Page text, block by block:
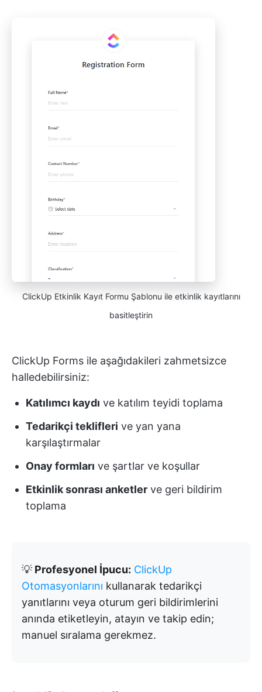
ClickUp Etkinlik Kayıt Formu Şablonu ile etkinlik kayıtlarını
basitleştirin
ClickUp Forms ile aşağıdakileri zahmetsizce
halledebilirsiniz:
Katılımcı kaydı ve katılım teyidi toplama
Tedarikçi teklifleri ve yan yana
karşılaştırmalar
Onay formları ve şartlar ve koşullar
Etkinlik sonrası anketler ve geri bildirim
toplama
💡 Profesyonel İpucu: ClickUp
Otomasyonlarını kullanarak tedarikçi
yanıtlarını veya oturum geri bildirimlerini
anında etiketleyin, atayın ve takip edin;
manuel sıralama gerekmez.